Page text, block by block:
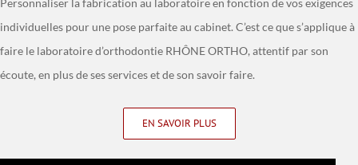
Personnaliser la fabrication au laboratoire en fonction de vos exigences
individuelles pour une pose parfaite au cabinet. C’est ce que s’applique à
faire le laboratoire d’orthodontie RHÔNE ORTHO, attentif par son
écoute, en plus de ses services et de son savoir faire.
EN SAVOIR PLUS